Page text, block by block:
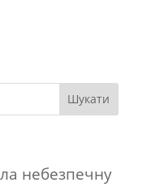
небезпечну